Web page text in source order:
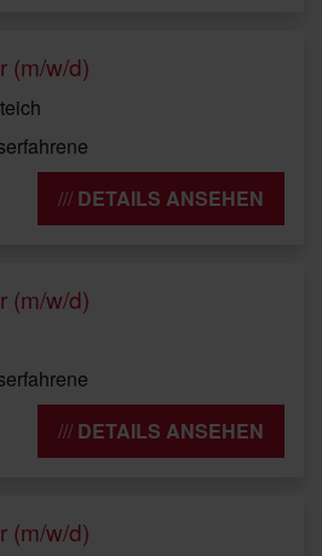
(m/w/d)
DETAILS ANSEHEN
(m/w/d)
DETAILS ANSEHEN
(m/w/d)